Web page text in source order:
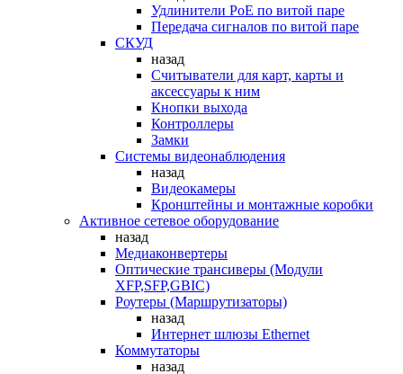
Удлинители PoE по витой паре
Передача сигналов по витой паре
СКУД
назад
Считыватели для карт, карты и
аксессуары к ним
Кнопки выхода
Контроллеры
Замки
Системы видеонаблюдения
назад
Видеокамеры
Кронштейны и монтажные коробки
Активное сетевое оборудование
назад
Медиаконвертеры
Оптические трансиверы (Модули
XFP,SFP,GBIC)
Роутеры (Маршрутизаторы)
назад
Интернет шлюзы Ethernet
Коммутаторы
назад